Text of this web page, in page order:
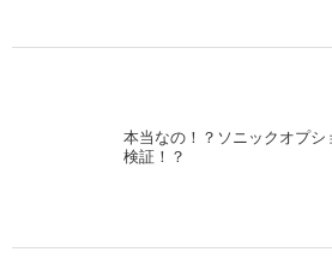
本当なの！？ソニックオプ
検証！？
ソニックオプションの実戦
みよう